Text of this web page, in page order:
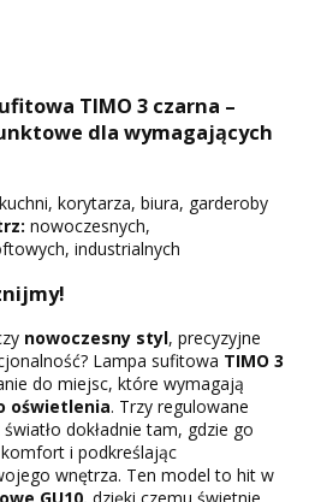
TIMO 3 czarna –
dla wymagających
korytarza, biura, garderoby
nowoczesnych,
industrialnych
nowoczesny styl, precyzyjne
Lampa sufitowa TIMO 3
do miejsc, które wymagają
oświetlenia. Trzy regulowane
dokładnie tam, gdzie go
i podkreślając
wnętrza. Ten model to hit w